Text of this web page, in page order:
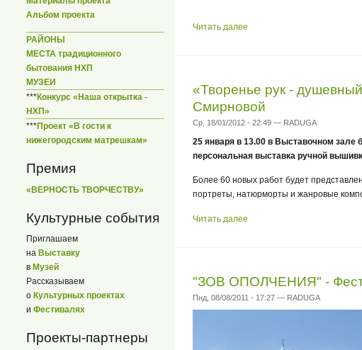
Альбом проекта
РАЙОНЫ
МЕСТА традиционного
бытования НХП
МУЗЕИ
***Конкурс «Наша открытка -
НХП»
***Проект «В гости к
нижегородским матрешкам»
Премия
«ВЕРНОСТЬ ТВОРЧЕСТВУ»
Культурные события
Приглашаем
на Выставку
в Музей
Рассказываем
о Культурных проектах
и Фестивалях
Проекты-партнеры
Читать далее
«Творенье рук -
Смирновой
Ср, 18/01/2012 - 22:49 — RADUGA
25 января в 13.00 в Выставочном зале
персональная выставка ручной
Более 60 новых работ будет
портреты, натюрморты и жанровые
Читать далее
"ЗОВ ОПОЛЧЕНИЯ" -
Пнд, 08/08/2011 - 17:27 — RADUGA